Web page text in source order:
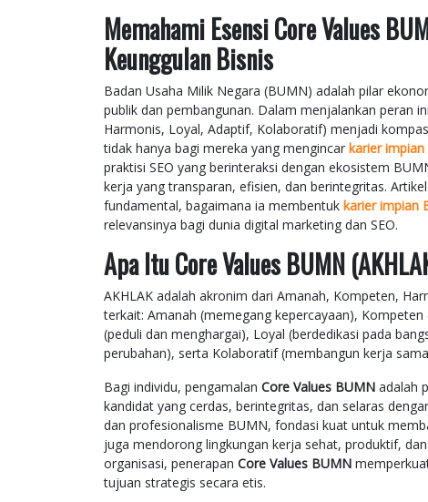
Memahami Esensi Core Values
Keunggulan Bisnis
Badan Usaha Milik Negara (BUMN) adalah pilar
publik dan pembangunan. Dalam menjalankan peran
Harmonis, Loyal, Adaptif, Kolaboratif) menjadi
tidak hanya bagi mereka yang mengincar karier
praktisi SEO yang berinteraksi dengan ekosistem
kerja yang transparan, efisien, dan berintegritas.
fundamental, bagaimana ia membentuk karier impian
relevansinya bagi dunia digital marketing dan SEO.
Apa Itu Core Values BUMN
AKHLAK adalah akronim dari Amanah, Kompeten,
terkait: Amanah (memegang kepercayaan),
(peduli dan menghargai), Loyal (berdedikasi pada
perubahan), serta Kolaboratif (membangun kerja
Bagi individu, pengamalan Core Values BUMN adalah
kandidat yang cerdas, berintegritas, dan selaras
dan profesionalisme BUMN, fondasi kuat untuk
juga mendorong lingkungan kerja sehat, produktif,
organisasi, penerapan Core Values BUMN
tujuan strategis secara etis.